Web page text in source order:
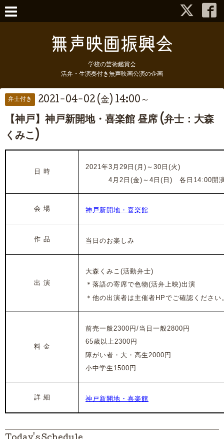
学校の芸術鑑賞会
活弁・生演奏付き無声映画公演の企画
弁士付き 2021-04-02 (金) 14:00～
【神戸】神戸新開地・喜楽館 昼席 (弁士：大森
くみこ)
日 時
2021年3月29日(月)～30日(火)
4月2日(金)～4日(日) 各日14:00開
会 場 神戸新開地・喜楽館
作 品 当日のお楽しみ
出 演
大森くみこ(活動弁士)
＊落語の寄席で色物(活弁上映)出演
＊他の出演者は主催者HPでご確認ください
料 金
前売一般2300円/当日一般2800円
65歳以上2300円
障がい者・大・高生2000円
小中学生1500円
詳 細 神戸新開地・喜楽館